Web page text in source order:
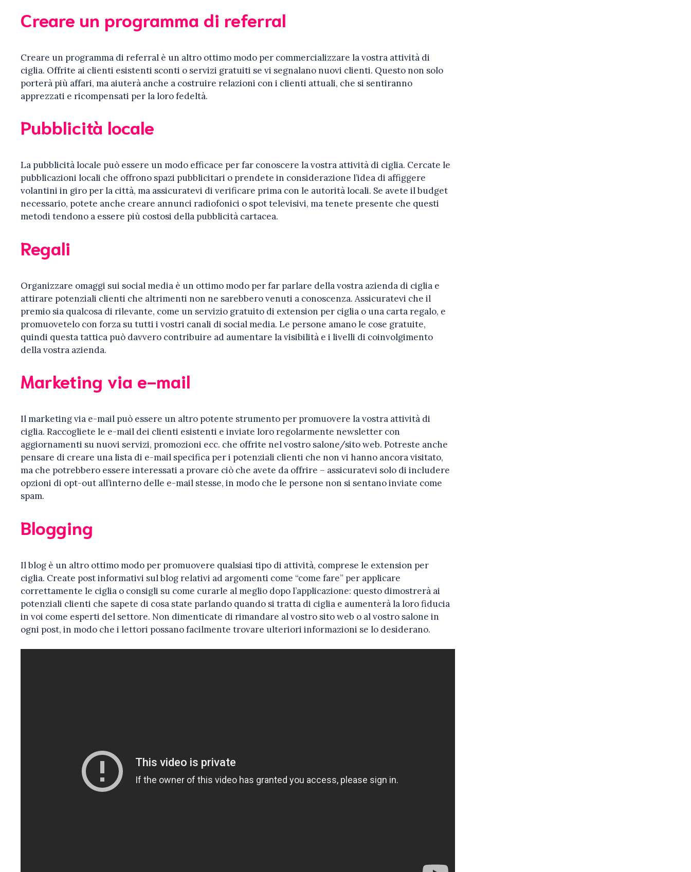
Creare un programma di referral
Creare un programma di referral è un altro ottimo modo per commercializzare la vostra attività di
ciglia. Offrite ai clienti esistenti sconti o servizi gratuiti se vi segnalano nuovi clienti. Questo non solo
porterà più affari, ma aiuterà anche a costruire relazioni con i clienti attuali, che si sentiranno
apprezzati e ricompensati per la loro fedeltà.
Pubblicità locale
La pubblicità locale può essere un modo efficace per far conoscere la vostra attività di ciglia. Cercate le
pubblicazioni locali che offrono spazi pubblicitari o prendete in considerazione l’idea di affiggere
volantini in giro per la città, ma assicuratevi di verificare prima con le autorità locali. Se avete il budget
necessario, potete anche creare annunci radiofonici o spot televisivi, ma tenete presente che questi
metodi tendono a essere più costosi della pubblicità cartacea.
Regali
Organizzare omaggi sui social media è un ottimo modo per far parlare della vostra azienda di ciglia e
attirare potenziali clienti che altrimenti non ne sarebbero venuti a conoscenza. Assicuratevi che il
premio sia qualcosa di rilevante, come un servizio gratuito di extension per ciglia o una carta regalo, e
promuovetelo con forza su tutti i vostri canali di social media. Le persone amano le cose gratuite,
quindi questa tattica può davvero contribuire ad aumentare la visibilità e i livelli di coinvolgimento
della vostra azienda.
Marketing via e-mail
Il marketing via e-mail può essere un altro potente strumento per promuovere la vostra attività di
ciglia. Raccogliete le e-mail dei clienti esistenti e inviate loro regolarmente newsletter con
aggiornamenti su nuovi servizi, promozioni ecc. che offrite nel vostro salone/sito web. Potreste anche
pensare di creare una lista di e-mail specifica per i potenziali clienti che non vi hanno ancora visitato,
ma che potrebbero essere interessati a provare ciò che avete da offrire – assicuratevi solo di includere
opzioni di opt-out all’interno delle e-mail stesse, in modo che le persone non si sentano inviate come
spam.
Blogging
Il blog è un altro ottimo modo per promuovere qualsiasi tipo di attività, comprese le extension per
ciglia. Create post informativi sul blog relativi ad argomenti come “come fare” per applicare
correttamente le ciglia o consigli su come curarle al meglio dopo l’applicazione: questo dimostrerà ai
potenziali clienti che sapete di cosa state parlando quando si tratta di ciglia e aumenterà la loro fiducia
in voi come esperti del settore. Non dimenticate di rimandare al vostro sito web o al vostro salone in
ogni post, in modo che i lettori possano facilmente trovare ulteriori informazioni se lo desiderano.